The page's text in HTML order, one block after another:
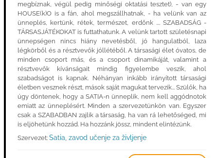
megbíznak, végül pedig minőségi oktatási tesztet), - van egy
HOUSE(k)O is a fán, ahol megszállhatnak, - ha velünk van az
ünneplés, kertünk, rétek, természet, erdőnk .... SZABADSÁG -
TÁRSASJÁTÉKOKAT is futtathatunk. A velünk tartott születésnapi
ünnepségen nincs hiány nevetésből, jó hangulatból, laza
légkörből és a résztvevők jóllétéből. A társasági élet óvatos, de
minden csoport más, és a csoport dinamikáját, valamint a
résztvevők kívánságait mindig figyelembe veszik, ahol
szabadságot is kapnak. Néhányan inkább irányított társasági
életben vesznek részt, mások saját magukat tervezik... Szülők, ha
úgy döntenek, hogy a SATIA-n ünneplik, nem kell aggódnotok
emiatt az ünneplésért. Minden a szervezetünkön van. Egyszer
csak a SZABADBAN zajlik a társaság, ha van rá lehetőséged, mi
is eljöhetünk hozzád. Ha hozzánk jössz, mindent elintézünk.
Szervezet: Satia, zavod učenje za življenje